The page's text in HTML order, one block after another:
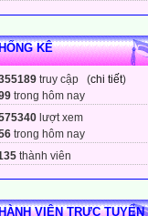
KÊ
truy cập (chi tiết)
trong hôm nay
lượt xem
trong hôm nay
thành viên
VIÊN TRỰC TUYẾN